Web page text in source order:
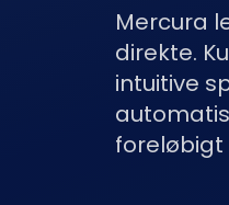
Mercura
direkte.
intuitive
foreløbigt